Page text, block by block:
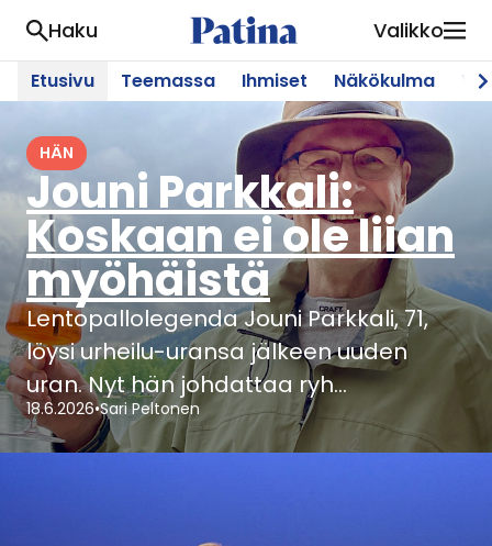
Siirry sivun sisältöön
Haku Valikko
Etusivu Teemassa Ihmiset Näkökulma
Etusivu
HÄN
Jouni Parkkali:
Koskaan ei ole liian
myöhäistä
Lentopallolegenda Jouni Parkkali, 71,
löysi urheilu-uransa jälkeen uuden
uran. Nyt hän johdattaa ryh…
18.6.2026•Sari Peltonen